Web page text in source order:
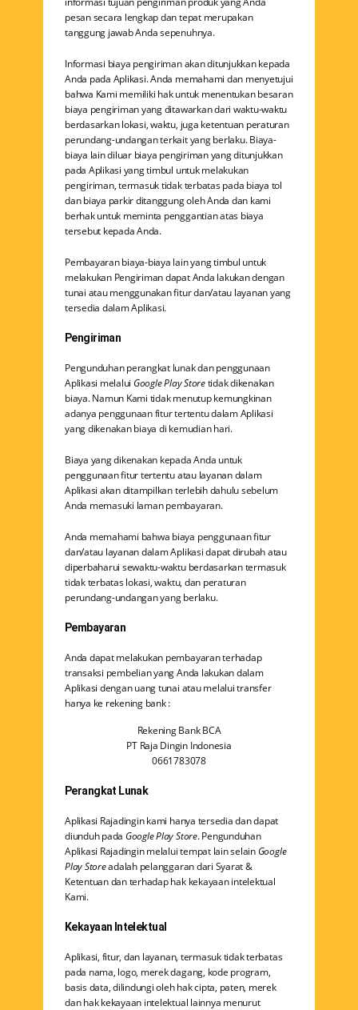
pesan secara lengkap dan tepat merupakan
tanggung jawab Anda sepenuhnya.
Informasi biaya pengiriman akan ditunjukkan kepada
Anda pada Aplikasi. Anda memahami dan menyetujui
bahwa Kami memiliki hak untuk menentukan besaran
biaya pengiriman yang ditawarkan dari waktu-waktu
berdasarkan lokasi, waktu, juga ketentuan peraturan
perundang-undangan terkait yang berlaku. Biaya-
biaya lain diluar biaya pengiriman yang ditunjukkan
pada Aplikasi yang timbul untuk melakukan
pengiriman, termasuk tidak terbatas pada biaya tol
dan biaya parkir ditanggung oleh Anda dan kami
berhak untuk meminta penggantian atas biaya
tersebut kepada Anda.
Pembayaran biaya-biaya lain yang timbul untuk
melakukan Pengiriman dapat Anda lakukan dengan
tunai atau menggunakan fitur dan/atau layanan yang
tersedia dalam Aplikasi.
Pengiriman
Pengunduhan perangkat lunak dan penggunaan
Aplikasi melalui Google Play Storetidak dikenakan
biaya. Namun Kami tidak menutup kemungkinan
adanya penggunaan fitur tertentu dalam Aplikasi
yang dikenakan biaya di kemudian hari.
Biaya yang dikenakan kepada Anda untuk
penggunaan fitur tertentu atau layanan dalam
Aplikasi akan ditampilkan terlebih dahulu sebelum
Anda memasuki laman pembayaran.
Anda memahami bahwa biaya penggunaan fitur
dan/atau layanan dalam Aplikasi dapat dirubah atau
diperbaharui sewaktu-waktu berdasarkan termasuk
tidak terbatas lokasi, waktu, dan peraturan
perundang-undangan yang berlaku.
Pembayaran
Anda dapat melakukan pembayaran terhadap
transaksi pembelian yang Anda lakukan dalam
Aplikasi dengan uang tunai atau melalui transfer
hanya ke rekening bank :
Rekening Bank BCA
PT Raja Dingin Indonesia
0661783078
Perangkat Lunak
Aplikasi Rajadingin kami hanya tersedia dan dapat
diunduh pada Google Play Store. Pengunduhan
Aplikasi Rajadingin melalui tempat lain selain Google
Play Storeadalah pelanggaran dari Syarat &
Ketentuan dan terhadap hak kekayaan intelektual
Kami.
Kekayaan Intelektual
Aplikasi, fitur, dan layanan, termasuk tidak terbatas
pada nama, logo, merek dagang, kode program,
basis data, dilindungi oleh hak cipta, paten, merek
dan hak kekayaan intelektual lainnya menurut